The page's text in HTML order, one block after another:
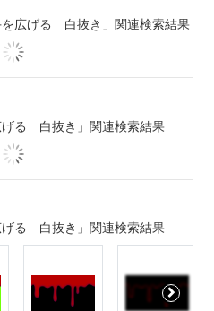
広げる 白抜き」関連検索結果
る 白抜き」関連検索結果
る 白抜き」関連検索結果